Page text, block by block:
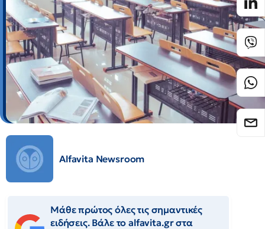
Alfavita Newsroom
Μάθε πρώτος όλες τις σημαντικές
ειδήσεις. Βάλε το alfavita.gr στα